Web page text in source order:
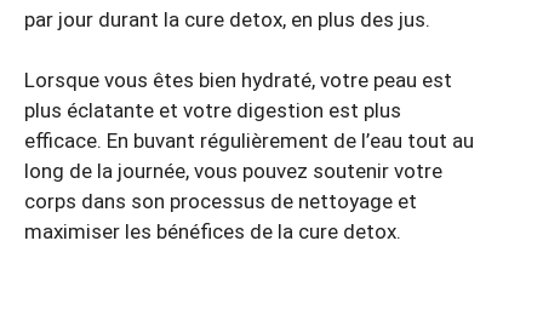
par jour durant la cure detox, en plus des jus.
Lorsque vous êtes bien hydraté, votre peau est
plus éclatante et votre digestion est plus
efficace. En buvant régulièrement de l’eau tout au
long de la journée, vous pouvez soutenir votre
corps dans son processus de nettoyage et
maximiser les bénéfices de la cure detox.